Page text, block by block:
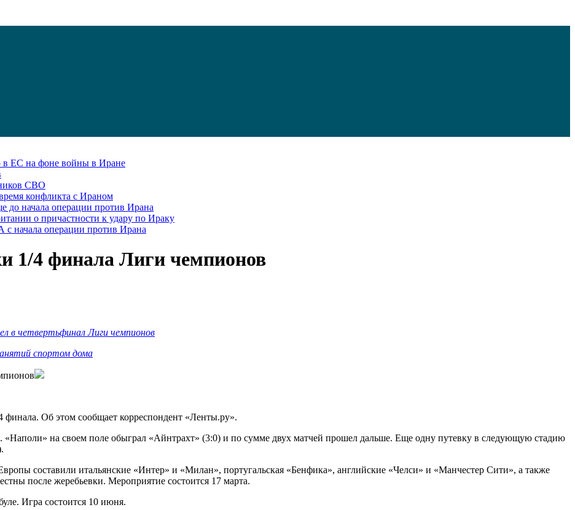
в ЕС на фоне войны в Иране
СВО
конфликта с Ираном
до начала операции против Ирана
о причастности к удару по Ираку
начала операции против Ирана
1/4 финала Лиги чемпионов
в четвертьфинал Лиги чемпионов
спортом дома
Об этом сообщает корреспондент «Ленты.ру».
«Наполи» на своем поле обыграл «Айнтрахт» (3:0) и по сумме двух матчей прошел дальше. Еще одну путевку в следующую стадию
составили итальянские «Интер» и «Милан», португальская «Бенфика», английские «Челси» и «Манчестер Сити», а также
после жеребьевки. Мероприятие состоится 17 марта.
Игра состоится 10 июня.